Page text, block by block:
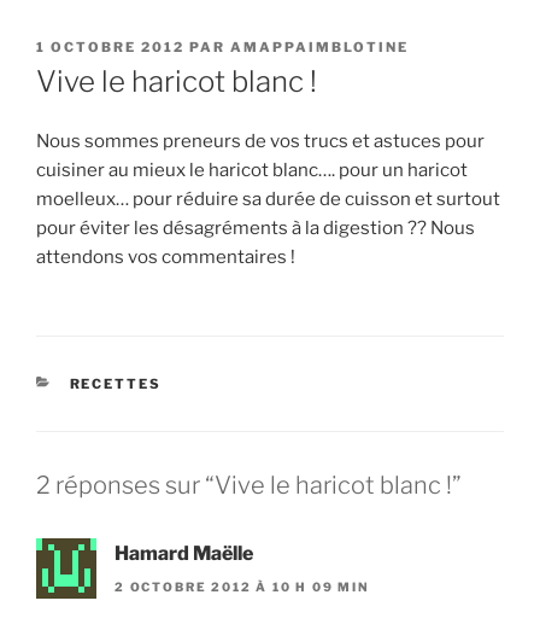
PUBLIÉ
LE
1 OCTOBRE 2012 PAR AMAPPAIMBLOTINE
Vive le haricot blanc !
Nous sommes preneurs de vos trucs et astuces pour
cuisiner au mieux le haricot blanc…. pour un haricot
moelleux… pour réduire sa durée de cuisson et surtout
pour éviter les désagréments à la digestion ?? Nous
attendons vos commentaires !
CATÉGORIES
RECETTES
2 réponses sur “Vive le haricot blanc !”
Hamard Maëlle
2 OCTOBRE 2012 À 10 H 09 MIN